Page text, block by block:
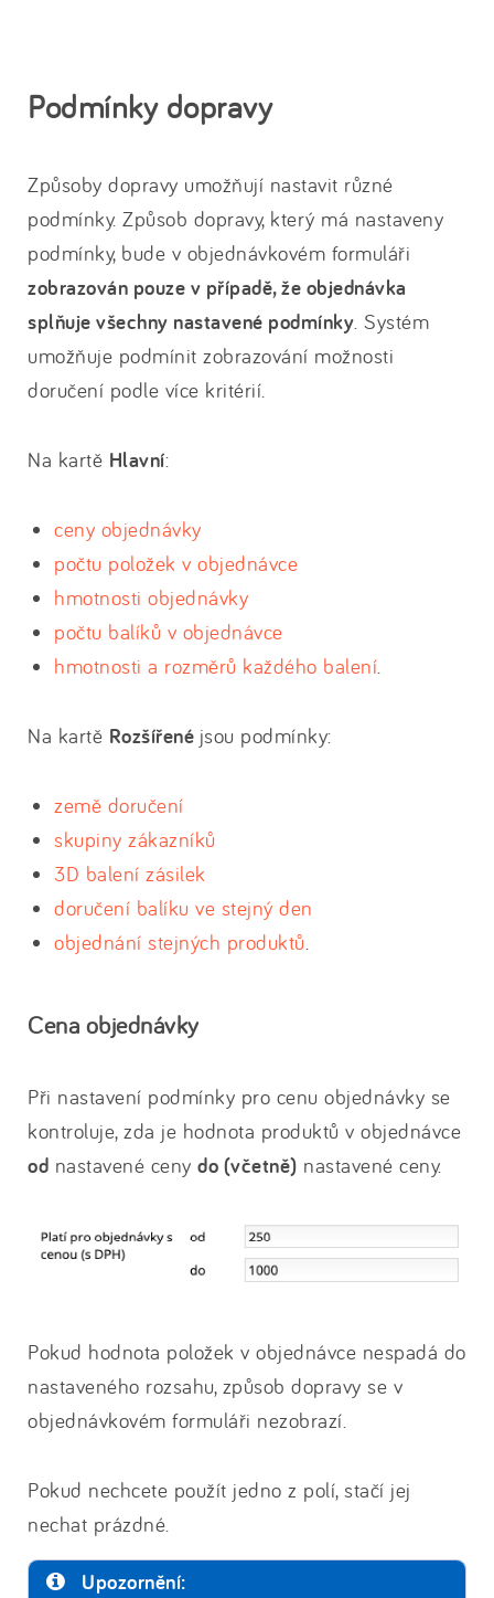
Podmínky dopravy
Způsoby dopravy umožňují nastavit různé
podmínky. Způsob dopravy, který má nastaveny
podmínky, bude v objednávkovém formuláři
zobrazován pouze v případě, že objednávka
splňuje všechny nastavené podmínky. Systém
umožňuje podmínit zobrazování možnosti
doručení podle více kritérií.
Na kartě Hlavní:
ceny objednávky
počtu položek v objednávce
hmotnosti objednávky
počtu balíků v objednávce
hmotnosti a rozměrů každého balení.
Na kartě Rozšířené jsou podmínky:
země doručení
skupiny zákazníků
3D balení zásilek
doručení balíku ve stejný den
objednání stejných produktů.
Cena objednávky
Při nastavení podmínky pro cenu objednávky se
kontroluje, zda je hodnota produktů v objednávce
od nastavené ceny do (včetně) nastavené ceny.
Pokud hodnota položek v objednávce nespadá do
nastaveného rozsahu, způsob dopravy se v
objednávkovém formuláři nezobrazí.
Pokud nechcete použít jedno z polí, stačí jej
nechat prázdné.
Upozornění: